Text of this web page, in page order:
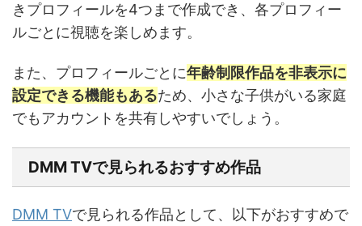
きプロフィールを4つまで作成でき、各プロフィー
ルごとに視聴を楽しめます。
また、プロフィールごとに年齢制限作品を非表示に
設定できる機能もあるため、小さな子供がいる家庭
でもアカウントを共有しやすいでしょう。
DMM TVで見られるおすすめ作品
DMM TVで見られる作品として、以下がおすすめで